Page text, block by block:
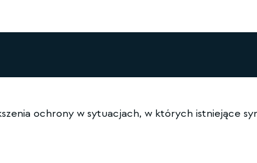
ochrony w sytuacjach, w których istniejące